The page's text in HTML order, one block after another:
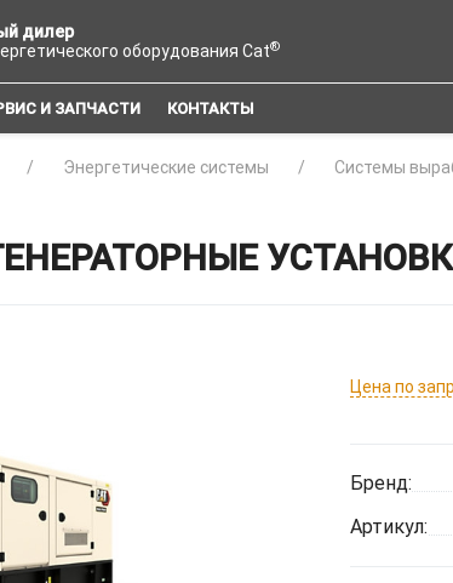
дилер
оборудования Cat®
И ЗАПЧАСТИ КОНТАКТЫ
Энергетические системы Системы
Цена по
Бренд:
Артикул: